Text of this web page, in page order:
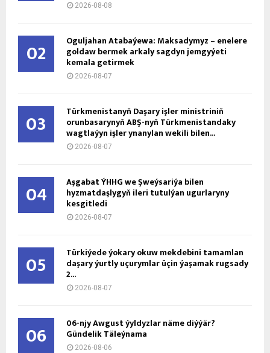
2026-08-08
02 Oguljahan Atabaýewa: Maksadymyz – enelere
goldaw bermek arkaly sagdyn jemgyýeti
kemala getirmek
2026-08-07
03 Türkmenistanyň Daşary işler ministriniň
orunbasarynyň ABŞ-nyň Türkmenistandaky
wagtlaýyn işler ynanylan wekili bilen...
2026-08-07
04 Aşgabat ÝHHG we Şweýsariýa bilen
hyzmatdaşlygyň ileri tutulýan ugurlaryny
kesgitledi
2026-08-07
05 Türkiýede ýokary okuw mekdebini tamamlan
daşary ýurtly uçurymlar üçin ýaşamak rugsady
2...
2026-08-07
06 06-njy Awgust ýyldyzlar näme diýýär?
Gündelik Täleýnama
2026-08-06